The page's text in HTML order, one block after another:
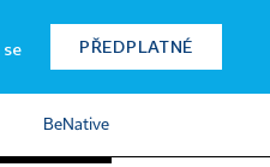
PŘEDPLATNÉ
BeNative